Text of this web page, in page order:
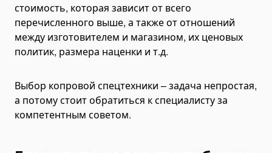
Роторные косилки
Фасадные платформы
Ротаторы
Спецтехника
Мусоровозы
Экскаваторы
стоимость, которая зависит от всего
перечисленного выше, а также от отношений
между изготовителем и магазином, их ценовых
политик, размера наценки и т.д.
Выбор копровой спецтехники – задача непростая,
а потому стоит обратиться к специалисту за
компетентным советом.